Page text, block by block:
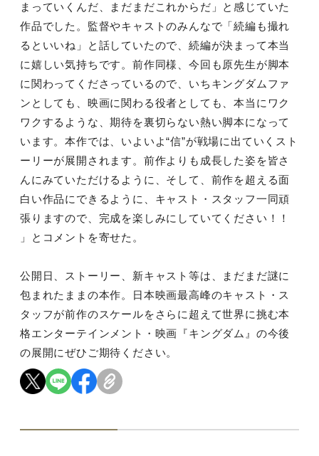
まっていくんだ、まだまだこれからだ」と感じていた
作品でした。監督やキャストのみんなで「続編も撮れ
るといいね」と話していたので、続編が決まって本当
に嬉しい気持ちです。前作同様、今回も原先生が脚本
に関わってくださっているので、いちキングダムファ
ンとしても、映画に関わる役者としても、本当にワク
ワクするような、期待を裏切らない熱い脚本になって
います。本作では、いよいよ“信”が戦場に出ていくスト
ーリーが展開されます。前作よりも成長した姿を皆さ
んにみていただけるように、そして、前作を超える面
白い作品にできるように、キャスト・スタッフ一同頑
張りますので、完成を楽しみにしていてください！！
」とコメントを寄せた。
公開日、ストーリー、新キャスト等は、まだまだ謎に
包まれたままの本作。日本映画最高峰のキャスト・ス
タッフが前作のスケールをさらに超えて世界に挑む本
格エンターテインメント・映画『キングダム』の今後
の展開にぜひご期待ください。